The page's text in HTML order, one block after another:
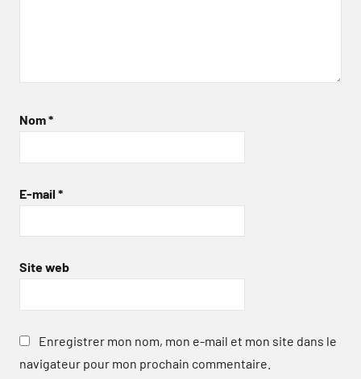
Nom*
E-mail *
Site web
Enregistrer mon nom, mon e-mail et mon site dans le
navigateur pour mon prochain commentaire.